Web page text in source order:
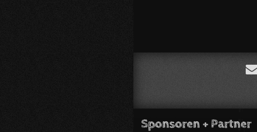
Sponsoren + Partner